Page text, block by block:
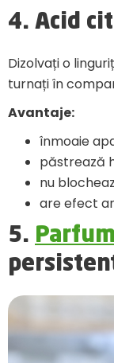
4. Acid
Dizolvați o
turnați în
Avantaje:
înmoaie
păstrează
nu
are efect
5.